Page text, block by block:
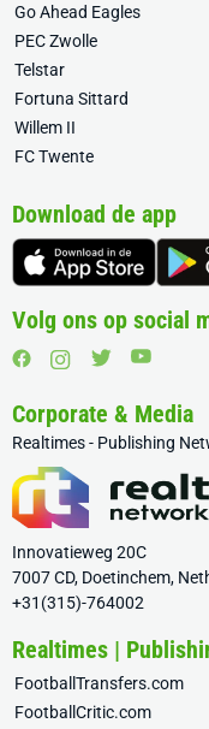
Go Ahead Eagles
PEC Zwolle
Telstar
Fortuna Sittard
Willem II
FC Twente
Download de app
Volg ons op social
Corporate & Media
Realtimes - Publishing
Innovatieweg 20C
7007 CD, Doetinchem,
+31(315)-764002
Realtimes |
FootballTransfers.com
FootballCritic.com